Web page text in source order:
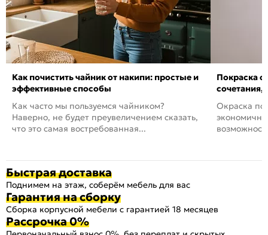
Как почистить чайник от накипи: простые и
эффективные способы
Как часто мы пользуемся чайником?
Наверно, не будет преувеличением сказать,
что это самая востребованная...
Покраска
сочетания,
Окраска
Быстрая доставка
Поднимем на этаж, соберём мебель для вас
Гарантия на сборку
Сборка корпусной мебели с гарантией 18 месяцев
Рассрочка 0%